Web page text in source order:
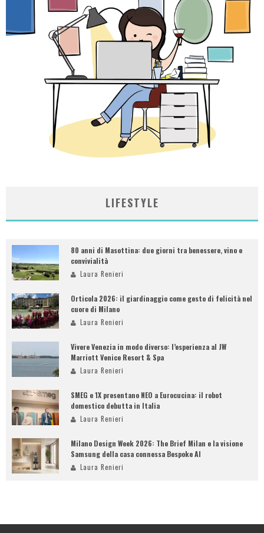
LIFESTYLE
80 anni di Masottina: due giorni tra benessere, vino e
convivialità
Laura Renieri
Orticola 2026: il giardinaggio come gesto di felicità nel
cuore di Milano
Laura Renieri
Vivere Venezia in modo diverso: l’esperienza al JW
Marriott Venice Resort & Spa
Laura Renieri
SMEG e 1X presentano NEO a Eurocucina: il robot
domestico debutta in Italia
Laura Renieri
Milano Design Week 2026: The Brief Milan e la visione
Samsung della casa connessa Bespoke AI
Laura Renieri